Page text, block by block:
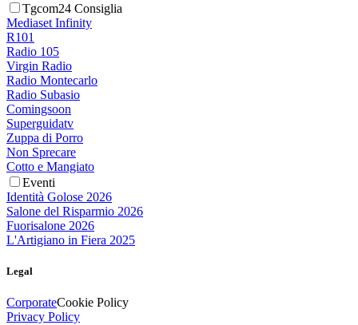
Tgcom24 Consiglia
Mediaset Infinity
R101
Radio 105
Virgin Radio
Radio Montecarlo
Radio Subasio
Comingsoon
Superguidatv
Zuppa di Porro
Non Sprecare
Cotto e Mangiato
Eventi
Identità Golose 2026
Salone del Risparmio 2026
Fuorisalone 2026
L'Artigiano in Fiera 2025
Legal
CorporateCookie Policy
Privacy Policy